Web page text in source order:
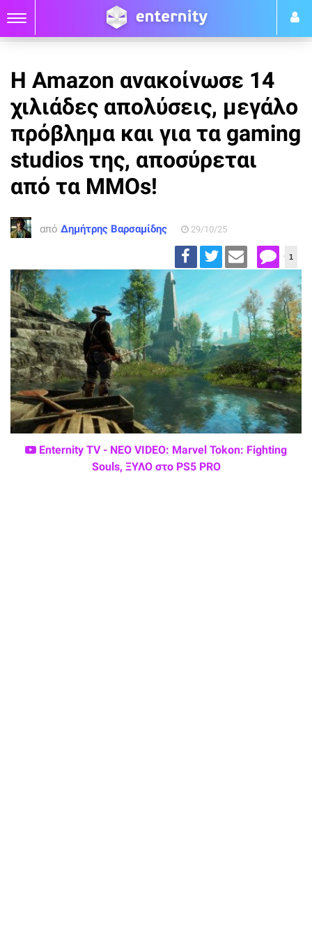
Η Amazon ανακοίνωσε 14
χιλιάδες απολύσεις, μεγάλο
πρόβλημα και για τα gaming
studios της, αποσύρεται
από τα MMOs!
από Δημήτρης Βαρσαμίδης 29/10/25
1
Enternity TV - ΝΕΟ VIDEO: Marvel Tokon: Fighting
Souls, ΞΥΛΟ στο PS5 PRO